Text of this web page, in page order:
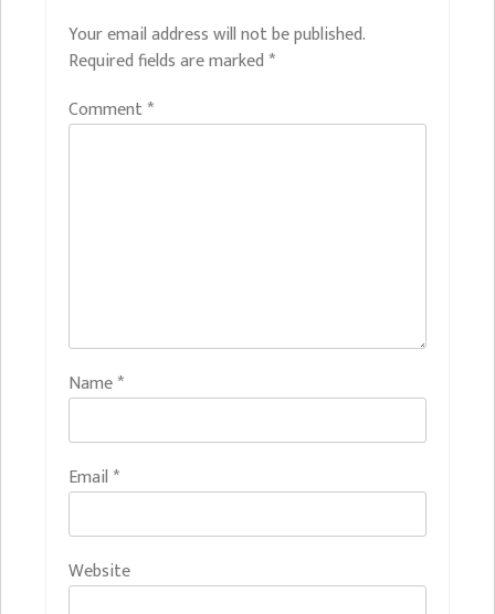
Your email address will not be published.
Required fields are marked *
Comment*
Name*
Email *
Website